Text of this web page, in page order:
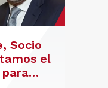
Socio
el